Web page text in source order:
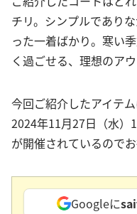
チリ。シンプルであり
った一着ばかり。寒い
く過ごせる、理想のア
今回ご紹介したアイテ
2024年11月27日（水）
が開催されているので
Googleに